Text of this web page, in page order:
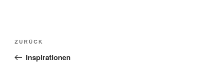
Beitragsnavigation
Vorheriger
Beitrag
ZURÜCK
Inspirationen